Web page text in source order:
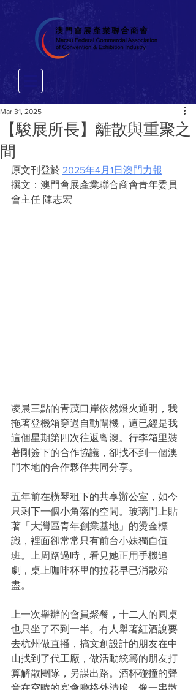
【駿展所長】離散與重聚之
間
Mar 31, 2025
原文刊登於 2025年4月1日澳門力報
撰文：澳門會展產業聯合商會青年委員
會主任 陳志宏
凌晨三點的青茂口岸依然燈火通明，我
拖著登機箱穿過自動閘機，這已經是我
這個星期第四次往返粵澳。行李箱里裝
著剛簽下的合作協議，卻找不到一個澳
門本地的合作夥伴共同分享。
五年前在橫琴租下的共享辦公室，如今
只剩下一個小角落的空間。玻璃門上貼
著「大灣區青年創業基地」的燙金標
識，裡面卻常常只有前台小妹獨自值
班。上周路過時，看見她正用手機追
劇，桌上咖啡杯里的拉花早已消散殆
盡。
上一次舉辦的會員聚餐，十二人的圓桌
也只坐了不到一半。有人舉著紅酒說要
去杭州做直播，搞文創設計的朋友在中
山找到了代工廠，做活動統籌的朋友打
算解散團隊，另謀出路。酒杯碰撞的聲
音在空曠的宴會廳格外清脆，像一串散